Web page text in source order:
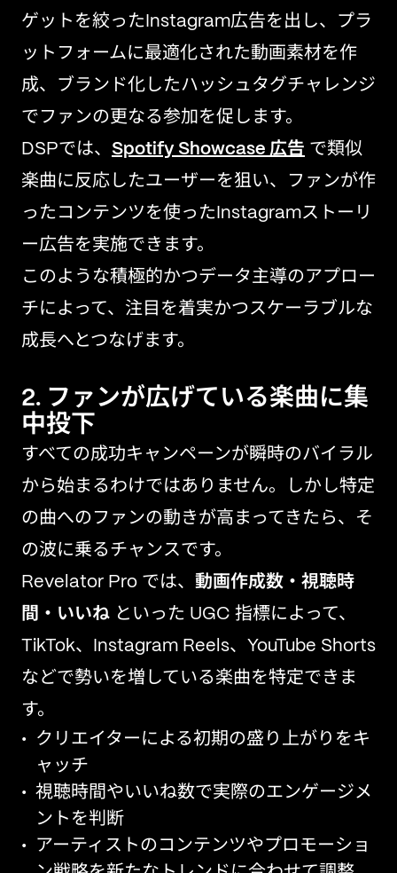
ゲットを絞ったInstagram広告を出し、プラ
ットフォームに最適化された動画素材を作
成、ブランド化したハッシュタグチャレンジ
でファンの更なる参加を促します。
DSPでは、 Spotify Showcase 広告 で類似
楽曲に反応したユーザーを狙い、ファンが作
ったコンテンツを使ったInstagramストーリ
ー広告を実施できます。
このような積極的かつデータ主導のアプロー
チによって、注目を着実かつスケーラブルな
成長へとつなげます。
2. ファンが広げている楽曲に集
中投下
すべての成功キャンペーンが瞬時のバイラル
から始まるわけではありません。しかし特定
の曲へのファンの動きが高まってきたら、そ
の波に乗るチャンスです。
Revelator Pro では、 動画作成数・視聴時
間・いいね といった UGC 指標によって、
TikTok、Instagram Reels、YouTube Shorts
などで勢いを増している楽曲を特定できま
す。
クリエイターによる初期の盛り上がりをキ
ャッチ
視聴時間やいいね数で実際のエンゲージメ
ントを判断
アーティストのコンテンツやプロモーショ